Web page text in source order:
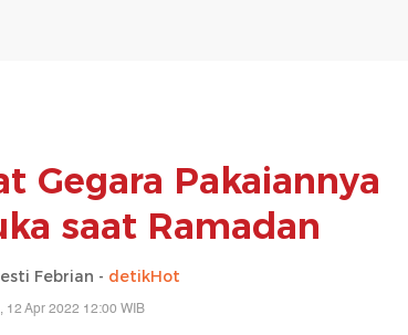
Gegara Pakaiannya
saat Ramadan
Febrian - detikHot
12 Apr 2022 12:00 WIB